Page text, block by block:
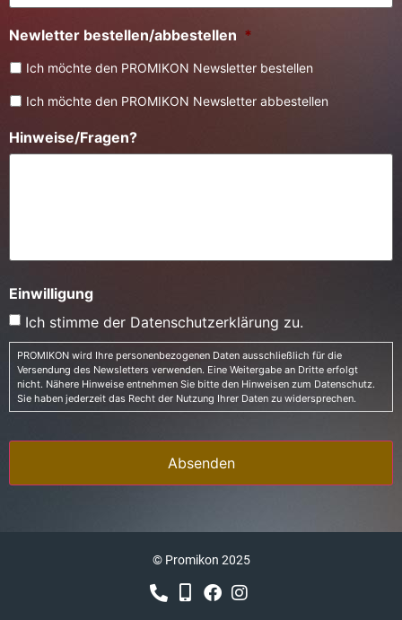
Newletter bestellen/abbestellen *
Ich möchte den PROMIKON Newsletter bestellen
Ich möchte den PROMIKON Newsletter abbestellen
Hinweise/Fragen?
Einwilligung
Ich stimme der Datenschutzerklärung zu.
PROMIKON wird Ihre personenbezogenen Daten ausschließlich für die
Versendung des Newsletters verwenden. Eine Weitergabe an Dritte erfolgt
nicht. Nähere Hinweise entnehmen Sie bitte den Hinweisen zum Datenschutz.
Sie haben jederzeit das Recht der Nutzung Ihrer Daten zu widersprechen.
© Promikon 2025